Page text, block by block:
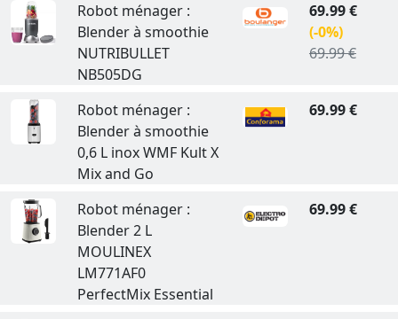
Robot ménager :
Blender à smoothie
NUTRIBULLET
NB505DG
69.99 €
(-0%)
69.99 €
Robot ménager :
Blender à smoothie
0,6 L inox WMF Kult X
Mix and Go
69.99 €
Robot ménager :
Blender 2 L
MOULINEX
LM771AF0
PerfectMix Essential
69.99 €